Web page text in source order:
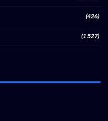
(426)
(1 527)